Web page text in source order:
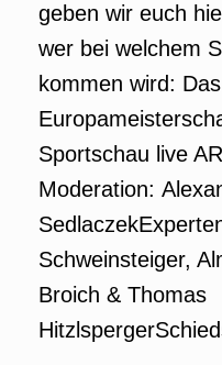
geben wir euch
wer bei welchem
kommen wird:
Sportschau live
Moderation:
Schweinsteiger,
Broich & Thomas